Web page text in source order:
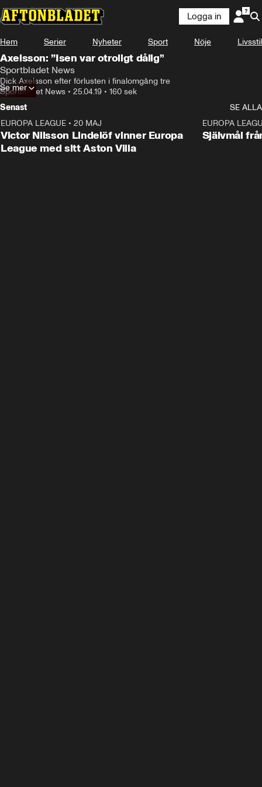
Logga in
Hem Serier Nyheter Sport Nöje Livsstil
Axelsson: ”Isen var otroligt dålig”
Sportbladet News
Dick Axelsson efter förlusten i finalomgång tre
Sportbladet News • 25.04.19 • 160 sek
Se mer
Senast
SE ALLA
EUROPA LEAGUE • 20 MAJ
Victor Nilsson Lindelöf vinner Europa
League med sitt Aston Villa
EUROPA
Självmål